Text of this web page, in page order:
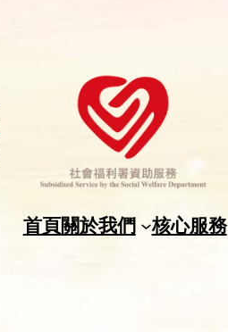
首頁關於我們 核心服務